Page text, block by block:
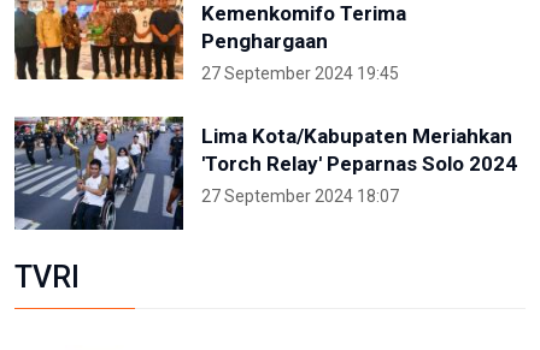
Kemenkomifo Terima
Penghargaan
27 September 2024 19:45
Lima Kota/Kabupaten Meriahkan
'Torch Relay' Peparnas Solo 2024
27 September 2024 18:07
TVRI